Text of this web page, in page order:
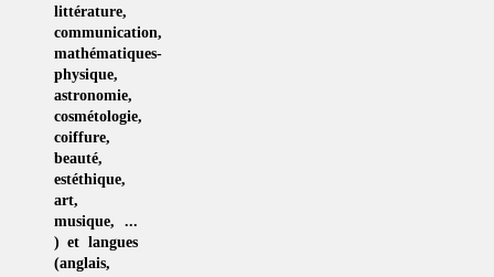
littérature,
communication,
mathématiques-
physique,
astronomie,
cosmétologie,
coiffure,
beauté,
estéthique,
art,
musique, ...
) et langues
(anglais,